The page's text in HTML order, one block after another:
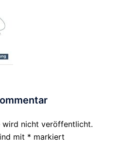
wird nicht veröffentlicht.
mit * markiert